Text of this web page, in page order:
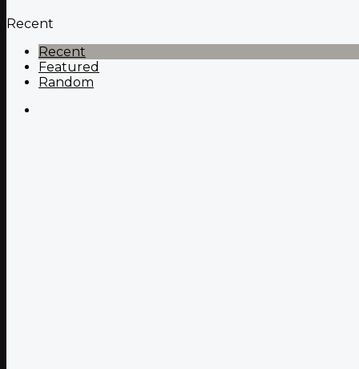
Recent
Recent
Featured
Random